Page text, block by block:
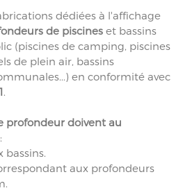
dédiées à l'affichage
de piscines et bassins
(piscines de camping, piscines
de plein air, bassins
en conformité avec
.
profondeur doivent au
:
bassins.
aux profondeurs